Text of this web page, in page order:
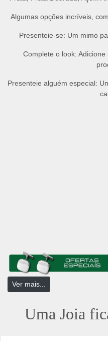
Algumas opções incríveis,
Presenteie-se: Um mimo
Complete o look:
Presenteie alguém especial:
Ver mais...
Uma Joia